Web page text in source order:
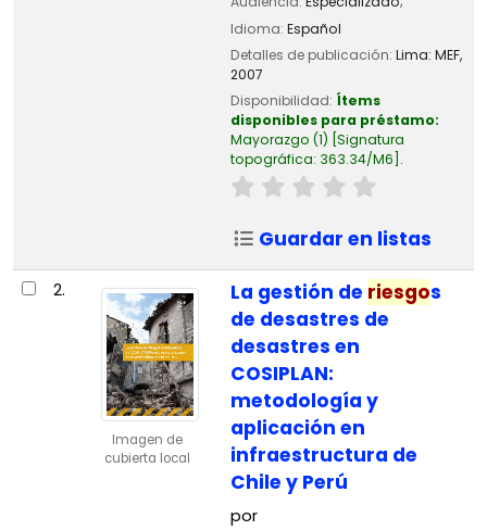
Idioma: Español
Detalles de publicación: Lima: MEF,
2007
Disponibilidad: Ítems
disponibles para préstamo:
Mayorazgo (1) Signatura
topográfica: 363.34/M6 .
Guardar en listas
2.
Imagen de
cubierta local
La gestión de riesgos
de desastres de
desastres en
COSIPLAN:
metodología y
aplicación en
infraestructura de
Chile y Perú
por